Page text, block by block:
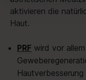
aktivieren die
Haut.
PRF wird vor